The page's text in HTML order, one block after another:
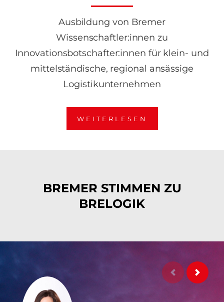
Ausbildung von Bremer
Wissenschaftler:innen zu
Innovationsbotschafter:innen für klein- und
mittelständische, regional ansässige
Logistikunternehmen
WEITERLESEN
BREMER STIMMEN ZU
BRELOGIK